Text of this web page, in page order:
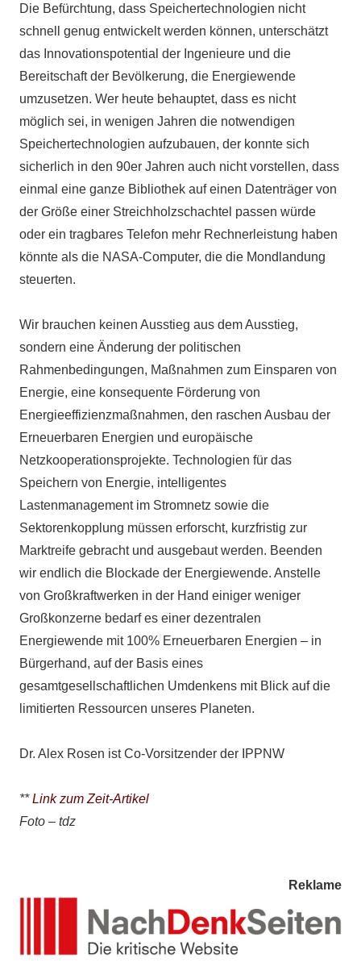
Die Befürchtung, dass Speichertechnologien nicht
schnell genug entwickelt werden können, unterschätzt
das Innovationspotential der Ingenieure und die
Bereitschaft der Bevölkerung, die Energiewende
umzusetzen. Wer heute behauptet, dass es nicht
möglich sei, in wenigen Jahren die notwendigen
Speichertechnologien aufzubauen, der konnte sich
sicherlich in den 90er Jahren auch nicht vorstellen, dass
einmal eine ganze Bibliothek auf einen Datenträger von
der Größe einer Streichholzschachtel passen würde
oder ein tragbares Telefon mehr Rechnerleistung haben
könnte als die NASA-Computer, die die Mondlandung
steuerten.
Wir brauchen keinen Ausstieg aus dem Ausstieg,
sondern eine Änderung der politischen
Rahmenbedingungen, Maßnahmen zum Einsparen von
Energie, eine konsequente Förderung von
Energieeffizienzmaßnahmen, den raschen Ausbau der
Erneuerbaren Energien und europäische
Netzkooperationsprojekte. Technologien für das
Speichern von Energie, intelligentes
Lastenmanagement im Stromnetz sowie die
Sektorenkopplung müssen erforscht, kurzfristig zur
Marktreife gebracht und ausgebaut werden. Beenden
wir endlich die Blockade der Energiewende. Anstelle
von Großkraftwerken in der Hand einiger weniger
Großkonzerne bedarf es einer dezentralen
Energiewende mit 100% Erneuerbaren Energien – in
Bürgerhand, auf der Basis eines
gesamtgesellschaftlichen Umdenkens mit Blick auf die
limitierten Ressourcen unseres Planeten.
Dr. Alex Rosen ist Co-Vorsitzender der IPPNW
**Link zum Zeit-Artikel
Foto – tdz
Reklame